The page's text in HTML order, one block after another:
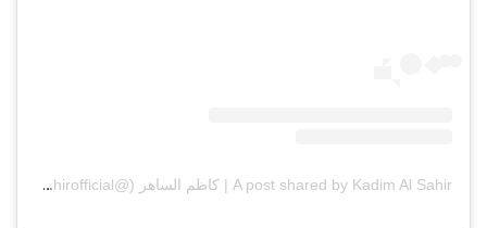
A post shared by Kadim Al Sahir | كاظم الساهر (@kadimalsahirofficial)